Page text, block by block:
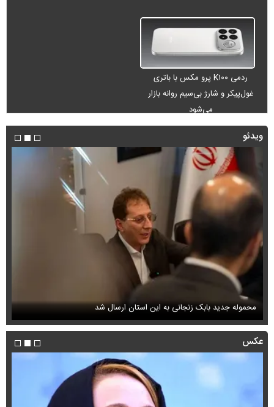
ردمی K۱۰۰ پرو مکس با باتری
غول‌پیکر و شارژ بی‌سیم روانه بازار
می‌شود
ویدئو
محموله جدید بابک زنجانی به این استان ارسال شد
عکس